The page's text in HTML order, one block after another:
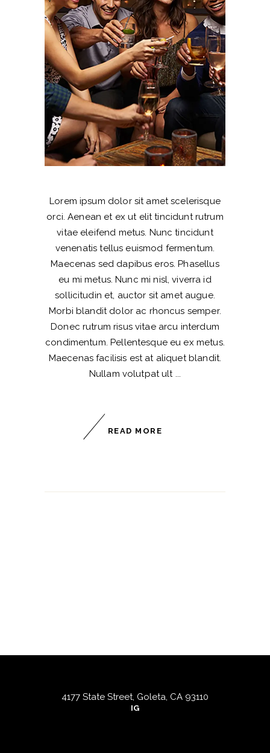
Lorem ipsum dolor sit amet scelerisque
orci. Aenean et ex ut elit tincidunt rutrum
vitae eleifend metus. Nunc tincidunt
venenatis tellus euismod fermentum.
Maecenas sed dapibus eros. Phasellus
eu mi metus. Nunc mi nisl, viverra id
sollicitudin et, auctor sit amet augue.
Morbi blandit dolor ac rhoncus semper.
Donec rutrum risus vitae arcu interdum
condimentum. Pellentesque eu ex metus.
Maecenas facilisis est at aliquet blandit.
Nullam volutpat ult
READ MORE
4177 State Street, Goleta, CA 93110
IG